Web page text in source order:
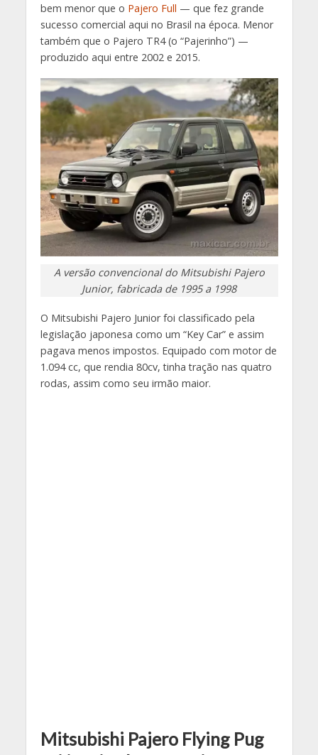
bem menor que o Pajero Full — que fez grande
sucesso comercial aqui no Brasil na época. Menor
também que o Pajero TR4 (o “Pajerinho”) —
produzido aqui entre 2002 e 2015.
A versão convencional do Mitsubishi Pajero
Junior, fabricada de 1995 a 1998
O Mitsubishi Pajero Junior foi classificado pela
legislação japonesa como um “Key Car” e assim
pagava menos impostos. Equipado com motor de
1.094 cc, que rendia 80cv, tinha tração nas quatro
rodas, assim como seu irmão maior.
Mitsubishi Pajero Flying Pug